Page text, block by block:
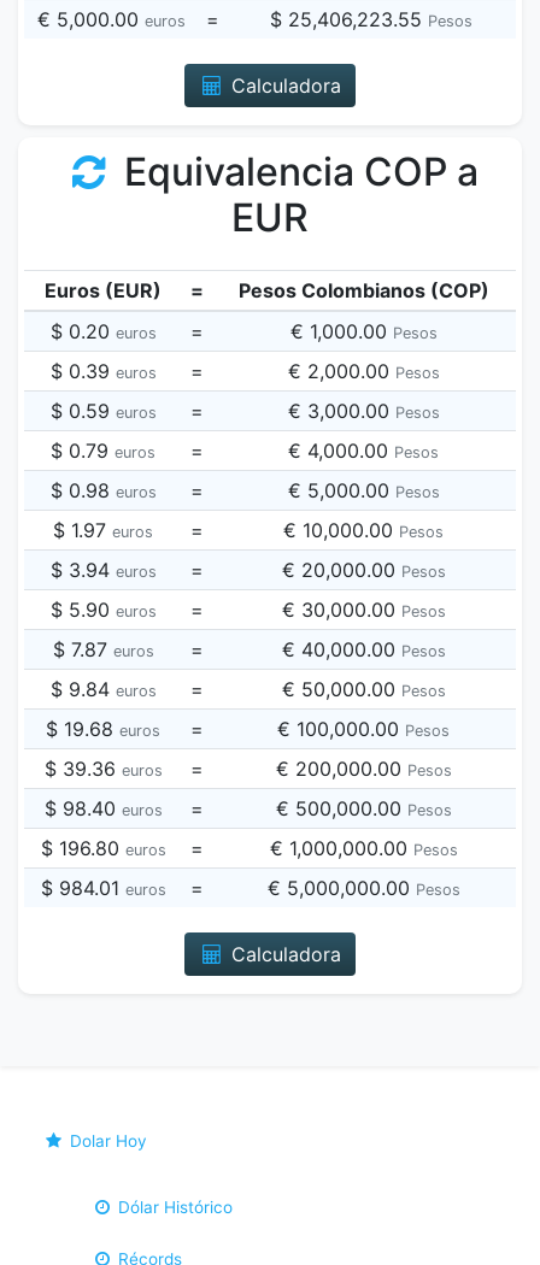
€ 5,000.00 euros = $ 25,406,223.55 Pesos
Calculadora
Equivalencia COP a
EUR
Euros (EUR) =
Pesos Colombianos (COP)
$ 0.20 euros = € 1,000.00 Pesos
$ 0.39 euros = € 2,000.00 Pesos
$ 0.59 euros = € 3,000.00 Pesos
$ 0.79 euros = € 4,000.00 Pesos
$ 0.98 euros = € 5,000.00 Pesos
$ 1.97 euros = € 10,000.00 Pesos
$ 3.94 euros = € 20,000.00 Pesos
$ 5.90 euros = € 30,000.00 Pesos
$ 7.87 euros = € 40,000.00 Pesos
$ 9.84 euros = € 50,000.00 Pesos
$ 19.68 euros = € 100,000.00 Pesos
$ 39.36 euros = € 200,000.00 Pesos
$ 98.40 euros = € 500,000.00 Pesos
$ 196.80 euros = € 1,000,000.00 Pesos
$ 984.01 euros = € 5,000,000.00 Pesos
Calculadora
Dolar Hoy
Dólar Histórico
Récords